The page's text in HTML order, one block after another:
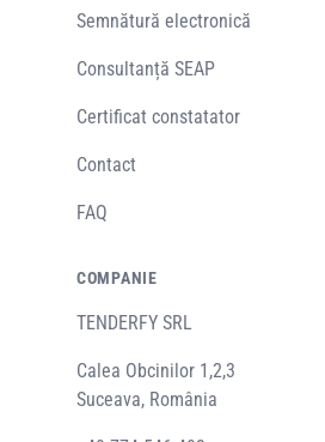
Semnătură electronică
Consultanță SEAP
Certificat constatator
Contact
FAQ
COMPANIE
TENDERFY SRL
Calea Obcinilor 1,2,3
Suceava, România